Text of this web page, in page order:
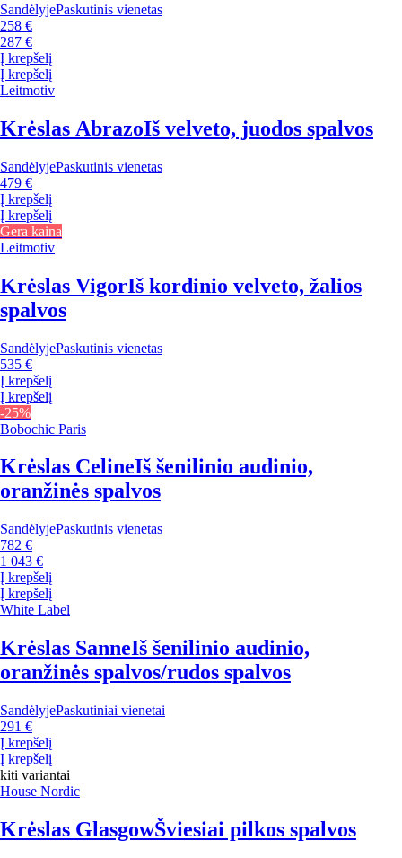
SandėlyjePaskutinis vienetas
258 €
287 €
Į krepšelį
Į krepšelį
Leitmotiv
Krėslas AbrazoIš velveto, juodos spalvos
SandėlyjePaskutinis vienetas
479 €
Į krepšelį
Į krepšelį
Gera kaina
Leitmotiv
Krėslas VigorIš kordinio velveto, žalios
spalvos
SandėlyjePaskutinis vienetas
535 €
Į krepšelį
Į krepšelį
-25%
Bobochic Paris
Krėslas CelineIš šenilinio audinio,
oranžinės spalvos
SandėlyjePaskutinis vienetas
782 €
1 043 €
Į krepšelį
Į krepšelį
White Label
Krėslas SanneIš šenilinio audinio,
oranžinės spalvos/rudos spalvos
SandėlyjePaskutiniai vienetai
291 €
Į krepšelį
Į krepšelį
kiti variantai
House Nordic
Krėslas GlasgowŠviesiai pilkos spalvos